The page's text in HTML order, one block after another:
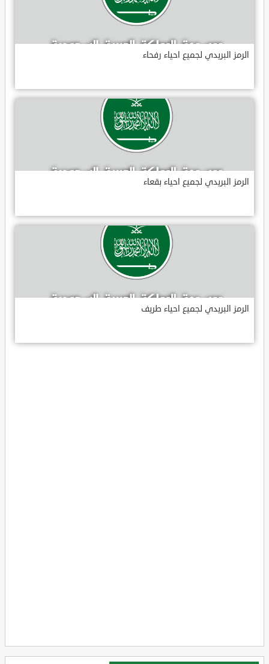
الرمز البريدي لجميع احياء رفحاء
الرمز البريدي لجميع احياء بقعاء
الرمز البريدي لجميع احياء طريف